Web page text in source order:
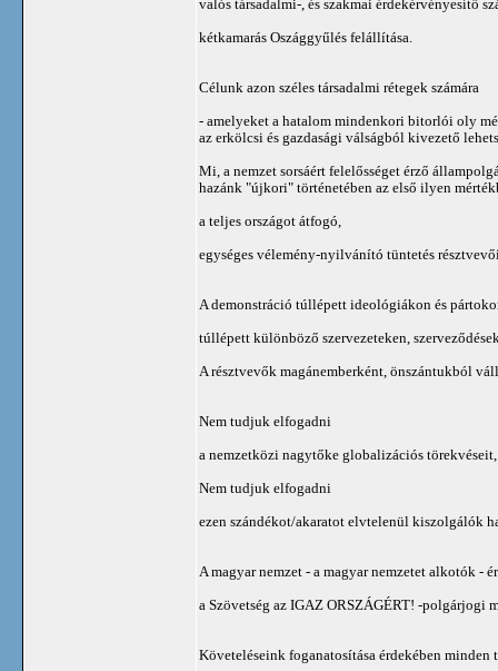
valós társadalmi-, és szakmai érdekérvényesítő
kétkamarás Oszággyűlés felállítása.
Célunk azon széles társadalmi rétegek számára
- amelyeket a hatalom mindenkori bitorlói oly
az erkölcsi és gazdasági válságból kivezető
Mi, a nemzet sorsáért felelősséget érző
hazánk "újkori" történetében az első ilyen
a teljes országot átfogó,
egységes vélemény-nyilvánító tüntetés
A demonstráció túllépett ideológiákon és
túllépett különböző szervezeteken,
A résztvevők magánemberként, önszántukból
Nem tudjuk elfogadni
a nemzetközi nagytőke globalizációs
Nem tudjuk elfogadni
ezen szándékot/akaratot elvtelenül kiszolgálók
A magyar nemzet - a magyar nemzetet alkotók
a Szövetség az IGAZ ORSZÁGÉRT! -polgárjogi
Követeléseink foganatosítása érdekében minden